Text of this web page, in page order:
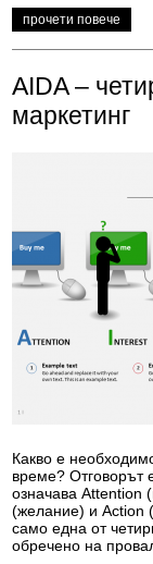
прочети повече
AIDA –
маркетинг
Какво е
време? Отговорът
означава Attention
(желание) и Action
само една от
обречено на